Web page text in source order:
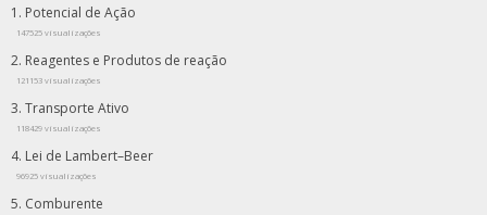
Potencial de Ação
147525 visualizações
Reagentes e Produtos de reação
121153 visualizações
Transporte Ativo
118429 visualizações
Lei de Lambert–Beer
96925 visualizações
Comburente